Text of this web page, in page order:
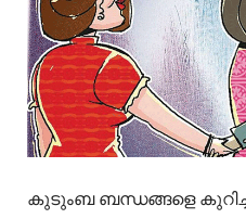
കുടുംബ ബന്ധങ്ങളെ